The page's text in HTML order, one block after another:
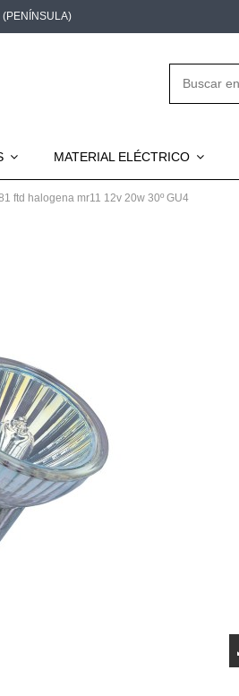
(PENÍNSULA)
MATERIAL ELÉCTRICO
ftd halogena mr11 12v 20w 30º GU4